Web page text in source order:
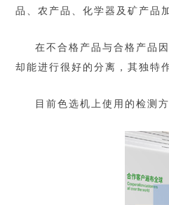
品、农产品、化学器及矿产品
在不合格产品与合格产品
却能进行很好的分离，其独特
目前色选机上使用的检测